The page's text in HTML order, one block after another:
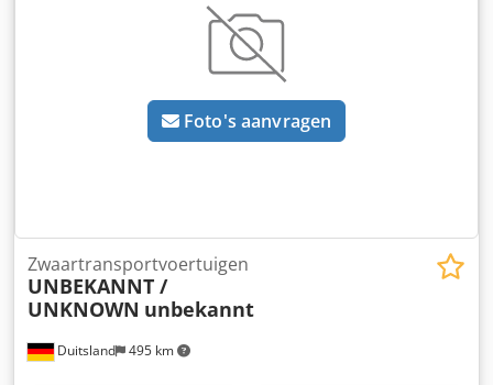
Foto's aanvragen
Duitsland 495 km
Zwaartransportvoertuigen
UNBEKANNT /
UNKNOWN unbekannt